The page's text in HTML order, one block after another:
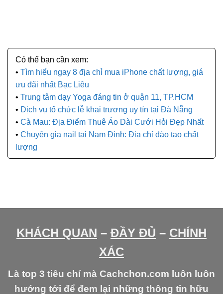
Tìm hiểu ngay 8 địa chỉ mua iPhone chất lượng, giá
ưu đãi nhất Bạc Liêu
Trung tâm dạy Yoga đáng tin ở quận 11, TP.HCM
Dịch vụ tổ chức lễ khai trương uy tín tại Đà Nẵng
Cà Mau: Địa Điểm Thuê Áo Dài Cưới Hỏi Đẹp Nhất
Chuyên gia nail tại Nam Định: Địa chỉ đào tạo chất
lượng
KHÁCH QUAN – ĐẦY ĐỦ – CHÍNH
XÁC
Là top 3 tiêu chí mà Cachchon.com luôn luôn
hướng tới để đem lại những thông tin hữu